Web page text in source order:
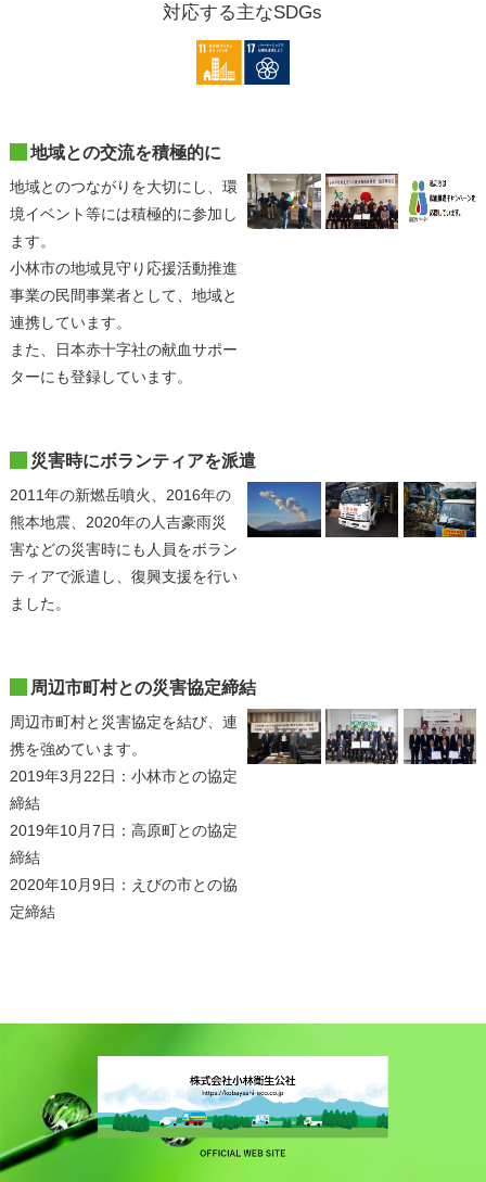
対応する主なSDGs
地域との交流を積極的に
地域とのつながりを大切にし、環
境イベント等には積極的に参加し
ます。
小林市の地域見守り応援活動推進
事業の民間事業者として、地域と
連携しています。
また、日本赤十字社の献血サポー
ターにも登録しています。
災害時にボランティアを派遣
2011年の新燃岳噴火、2016年の
熊本地震、2020年の人吉豪雨災
害などの災害時にも人員をボラン
ティアで派遣し、復興支援を行い
ました。
周辺市町村との災害協定締結
周辺市町村と災害協定を結び、連
携を強めています。
2019年3月22日：小林市との協定
締結
2019年10月7日：高原町との協定
締結
2020年10月9日：えびの市との協
定締結